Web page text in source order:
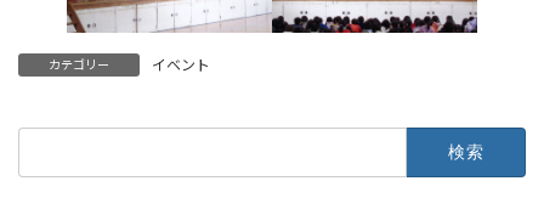
カテゴリー イベント